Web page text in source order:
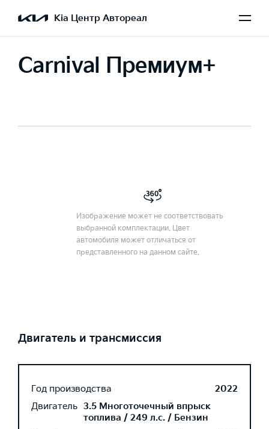
Kia Центр Автореал
Carnival Премиум+
Изображение может не соответствовать
выбранной комплектации. Цвет
автомобиля может отличаться от
представленного на данном сайте.
Двигатель и трансмиссия
Год производства
2022
Двигатель 3.5 Многоточечный впрыск
топлива / 249 л.с. / Бензин